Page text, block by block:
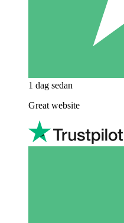
1 dag sedan
Great website